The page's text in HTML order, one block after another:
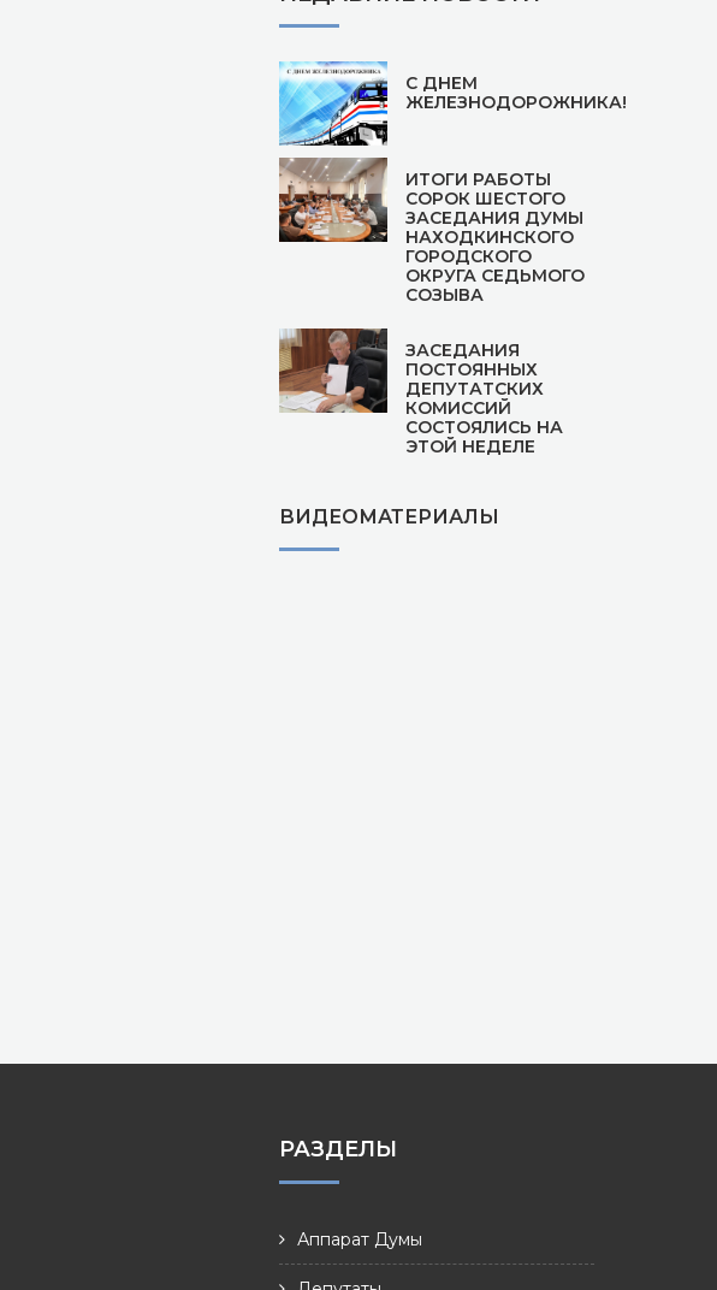
С ДНЕМ
ЖЕЛЕЗНОДОРОЖНИКА!
ИТОГИ РАБОТЫ
СОРОК ШЕСТОГО
ЗАСЕДАНИЯ ДУМЫ
НАХОДКИНСКОГО
ГОРОДСКОГО
ОКРУГА СЕДЬМОГО
СОЗЫВА
ЗАСЕДАНИЯ
ПОСТОЯННЫХ
ДЕПУТАТСКИХ
КОМИССИЙ
СОСТОЯЛИСЬ НА
ЭТОЙ НЕДЕЛЕ
ВИДЕОМАТЕРИАЛЫ
РАЗДЕЛЫ
Аппарат Думы